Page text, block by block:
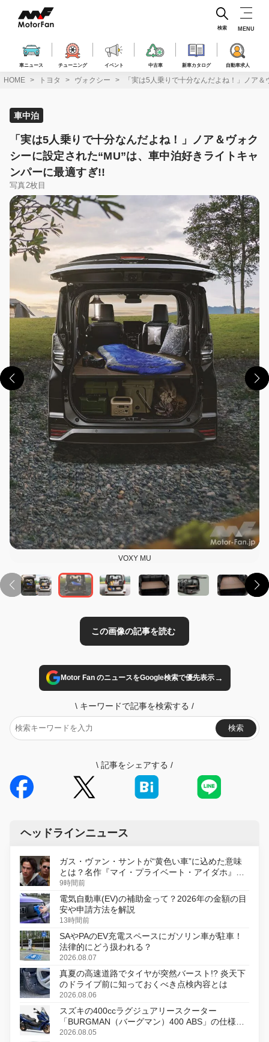
ス
車ニュース チューニング イベント 中古車 新車カタログ 自動車求人
検索 MENU
HOME トヨタ ヴォクシー 「実は5人乗りで十分なんだよね！」ノア
車中泊
「実は5人乗りで十分なんだよね！」ノア＆ヴォク
シーに設定された“MU”は、車中泊好きライトキャ
ンパーに最適すぎ!!
写真2枚目
VOXY MU
この画像の記事を読む
Motor Fan のニュースをGoogle検索で優先表示→
\ キーワードで記事を検索する /
検索
\ 記事をシェアする /
ヘッドラインニュース
ガス・ヴァン・サントが“黄色い車”に込めた意味
とは？名作『マイ・プライベート・アイダホ』が
初のデジタルリマスター版で復活
9時間前
電気自動車(EV)の補助金って？2026年の金額の目
安や申請方法を解説
13時間前
SAやPAのEV充電スペースにガソリン車が駐車！
法律的にどう扱われる？
2026.08.07
真夏の高速道路でタイヤが突然バースト!? 炎天下
のドライブ前に知っておくべき点検内容とは
2026.08.06
スズキの400ccラグジュアリースクーター
「BURGMAN（バーグマン）400 ABS」の仕様を
変更し、8月18日に発売
2026.08.05